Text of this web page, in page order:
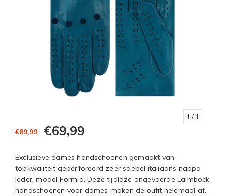
1 / 1
€89,99 €69,99
Exclusieve dames handschoenen gemaakt van
topkwaliteit geperforeerd zeer soepel italiaans nappa
leder, model Formia. Deze tijdloze ongevoerde Laimböck
handschoenen voor dames maken de oufit helemaal af.